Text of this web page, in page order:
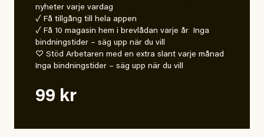
nyheter varje vardag
✓ Få tillgång till hela appen
✓ Få 10 magasin hem i brevlådan varje år Inga
bindningstider – säg upp när du vill
♡ Stöd Arbetaren med en extra slant varje månad
Inga bindningstider – säg upp när du vill
99 kr